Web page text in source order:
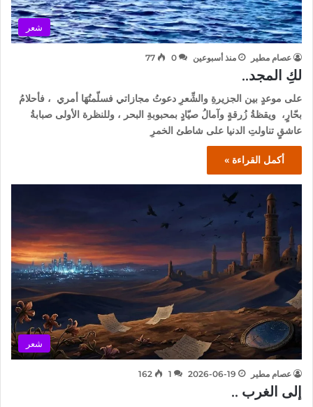
شعر
عصام مطير منذ أسبوعين 0
77
لكِ المجد..
على موعدٍ بين الجزيرةِ والشِّعرِ دعوتُ مجازاتي فسلّمتُهَا أمري ، فأحلامُ
بحّارٍ، ويقظةُ زُرقةٍ وآمالُ صيّادٍ بمحبوبةِ البحر ، وللنظرة الأولى صبابةُ
عاشقٍ تناولتِ الدنيا على شاطئ الخمرِ
أكمل القراءة »
شعر
عصام مطير 2026-06-19
1
162
إلى الغرب ..